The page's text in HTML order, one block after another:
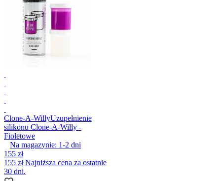
Clone-A-WillyUzupełnienie
silikonu Clone-A-Willy -
Fioletowe
Na magazynie: 1-2 dni
155 zł
155 złNajniższa cena za ostatnie
30 dni.